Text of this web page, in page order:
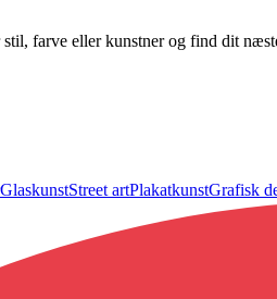
farve eller kunstner og find dit
GlaskunstStreet artPlakatkunstGrafisk